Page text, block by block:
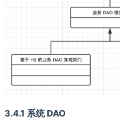
3.4.1 系统 DAO